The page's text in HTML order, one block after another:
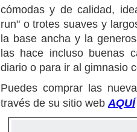
cómodas y de calidad,
run" o trotes suaves y
la base ancha y la
las hace incluso buenas
diario o para ir al gimnasio
Puedes comprar las
través de su sitio web AQUÍ